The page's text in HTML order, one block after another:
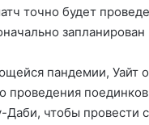
точно будет
запланирован
пандемии, Уайт
проведения
Даби, чтобы провести